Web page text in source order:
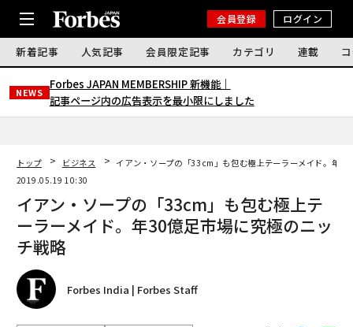
会員登録 ログイン
新着記事 人気記事 会員限定記事 カテゴリ 連載
NEWS
Forbes JAPAN MEMBERSHIP 新機能｜
記事ページ内の広告表示を最小限にしました
トップ ビジネス
イアン・ソープの「33cm」も包む極上テーラーメイド。年
2019.05.19 10:30
イアン・ソープの「33cm」も包む極上テ
ーラーメイド。年30億足市場に究極のニッ
チ戦略
Forbes India | Forbes Staff